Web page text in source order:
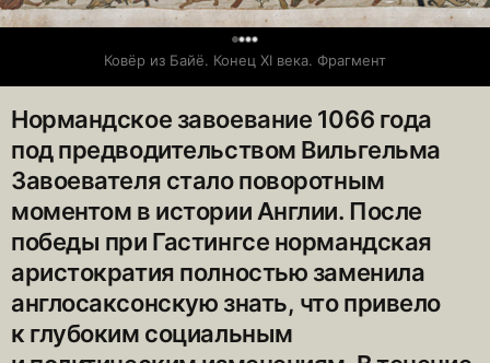
Ковёр из Байё. Конец XI века. Фрагмент
Нормандское завоевание 1066 года
под предводительством Вильгельма
Завоевателя стало поворотным
моментом в истории Англии. После
победы при Гастингсе нормандская
аристократия полностью заменила
англосаксонскую знать, что привело
к глубоким социальным